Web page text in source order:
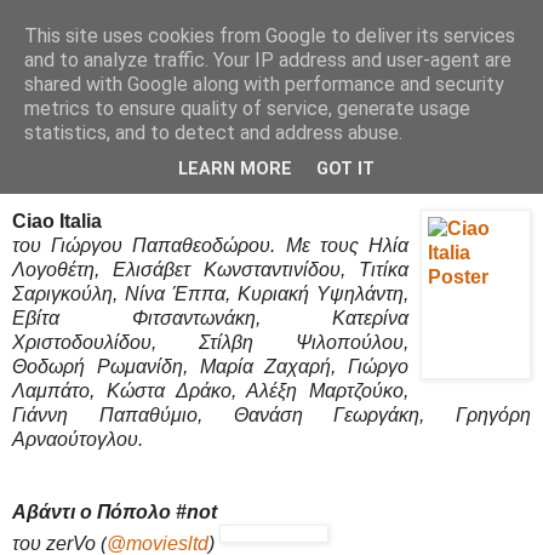
Movies Ltd
12/2/20
Ciao Italia - Review / Κριτική
Ciao Italia
του Γιώργου Παπαθεοδώρου. Με τους Ηλία
Λογοθέτη, Ελισάβετ Κωνσταντινίδου, Τιτίκα
Σαριγκούλη, Νίνα Έππα, Κυριακή Υψηλάντη,
Εβίτα Φιτσαντωνάκη, Κατερίνα
Χριστοδουλίδου, Στίλβη Ψιλοπούλου,
Θοδωρή Ρωμανίδη, Μαρία Ζαχαρή, Γιώργο
Λαμπάτο, Κώστα Δράκο, Αλέξη Μαρτζούκο,
Γιάννη Παπαθύμιο, Θανάση Γεωργάκη, Γρηγόρη
Αρναούτογλου.
Αβάντι ο Πόπολο #not
του zerVo (@moviesltd)
This site uses cookies from Google to deliver its services
and to analyze traffic. Your IP address and user-agent are
shared with Google along with performance and security
metrics to ensure quality of service, generate usage
statistics, and to detect and address abuse.
LEARN MORE GOT IT